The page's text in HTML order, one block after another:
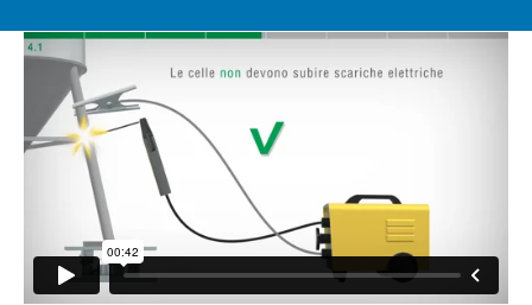
NEWS
CERCA
ITALIANO